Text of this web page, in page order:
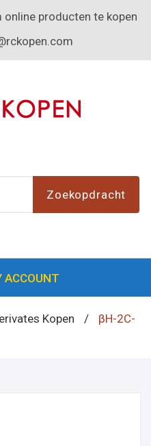
producten te kopen
Zoekopdracht
ACCOUNT
Kopen /
βH-2C-